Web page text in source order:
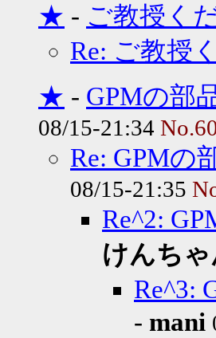
★ - ご教授く
Re: ご教授
★ - GPMの部
08/15-21:34
Re: GPMの
08/15-21:35
Re^2:
けんちゃ
Re^3:
- mani